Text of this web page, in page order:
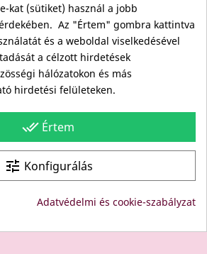
is!
by reCAPTCHA.
"EDU" és "JUDY" Bt. - BODICO
kat (sütiket) használ a jobb
Az "Értem" gombra kattintva
és a weboldal viselkedésével
a célzott hirdetések
hálózatokon és más
hirdetési felületeken.
done_all Értem
tune Konfigurálás
Adatvédelmi és cookie-szabályzat